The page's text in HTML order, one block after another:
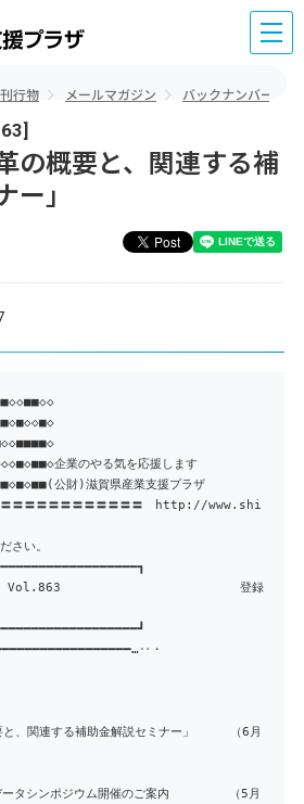
刊行物 メールマガジン バックナンバー
の概要と、関連する補
ー」
企業のやる気を応援します
公財)滋賀県産業支援プラザ
〓〓〓〓〓〓〓〓〓〓〓〓 http://www.shi
さい。
マガジン Vol.863 登録
・
と、関連する補助金解説セミナー」 （6月
ータシンポジウム開催のご案内 （5月